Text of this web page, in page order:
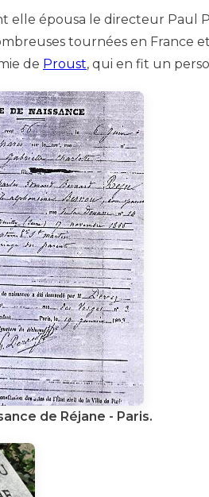
épousa le directeur Paul
tournées en France
de Proust, qui en fit un
de Réjane - Paris.